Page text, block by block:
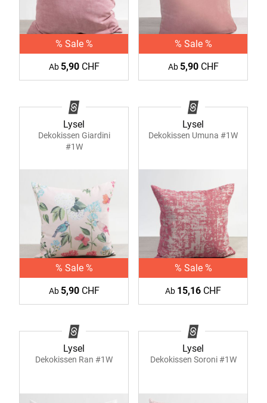
% Sale %
Ab 5,90CHF
% Sale %
Ab 5,90CHF
Lysel
Dekokissen Giardini
#1W
% Sale %
Ab 5,90CHF
Lysel
Dekokissen Umuna #1W
% Sale %
Ab 15,16 CHF
Lysel
Dekokissen Ran #1W
Lysel
Dekokissen Soroni #1W